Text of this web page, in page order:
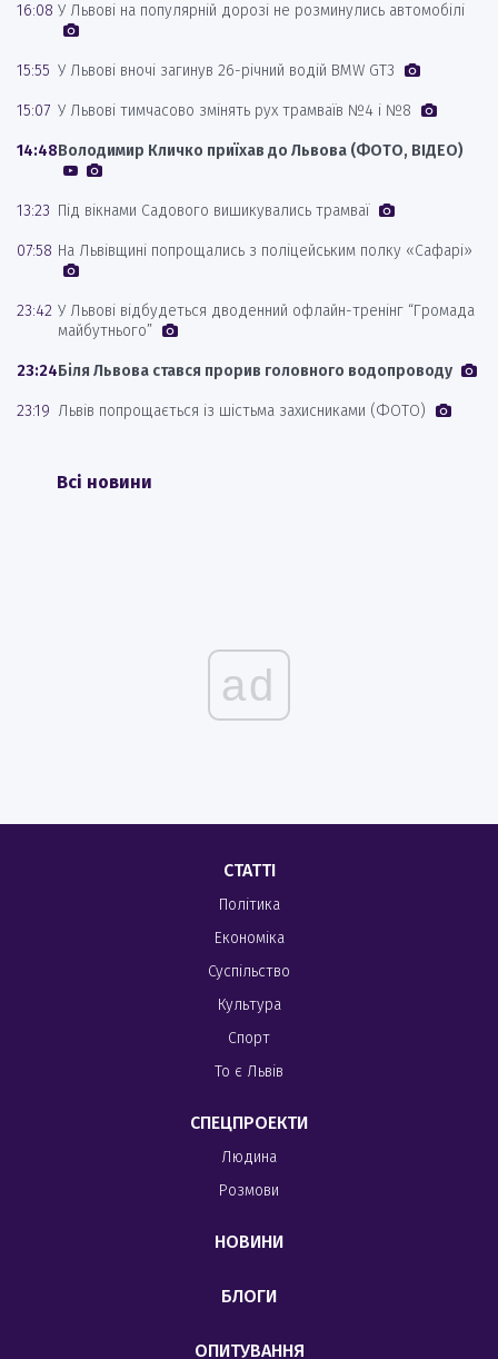
16:08 У Львові на популярній дорозі не розминулись автомобілі
15:55 У Львові вночі загинув 26-річний водій BMW GT3
15:07 У Львові тимчасово змінять рух трамваїв №4 і №8
14:48Володимир Кличко приїхав до Львова (ФОТО, ВІДЕО)
13:23 Під вікнами Садового вишикувались трамваї
07:58 На Львівщині попрощались з поліцейським полку «Сафарі»
23:42 У Львові відбудеться дводенний офлайн-тренінг “Громада
майбутнього”
23:24Біля Львова стався прорив головного водопроводу
23:19 Львів попрощається із шістьма захисниками (ФОТО)
Всі новини
ad
СТАТТІ
Політика
Економіка
Суспільство
Культура
Спорт
То є Львів
СПЕЦПРОЕКТИ
Людина
Розмови
НОВИНИ
БЛОГИ
ОПИТУВАННЯ